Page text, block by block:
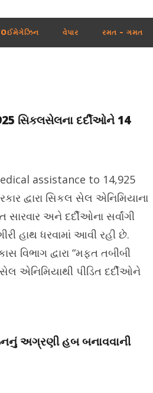
વેપાર રમત – ગમત
સિકલસેલના દર્દીઓને 14
assistance to 14,925
દ્વારા સિકલ સેલ એનિમિયાના
અને દર્દીઓના સર્વાંગી
હાથ ધરવામાં આવી રહી છે.
વિભાગ દ્વારા “મફત તબીબી
એનિમિયાથી પીડિત દર્દીઓને
અગ્રણી હબ બનાવવાની